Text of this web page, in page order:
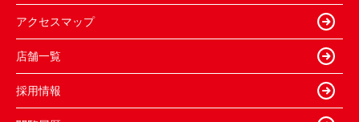
アクセスマップ
店舗一覧
採用情報